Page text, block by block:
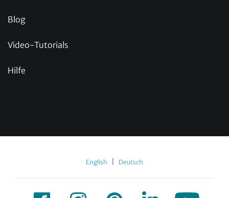
Blog
Video-Tutorials
Hilfe
English Deutsch